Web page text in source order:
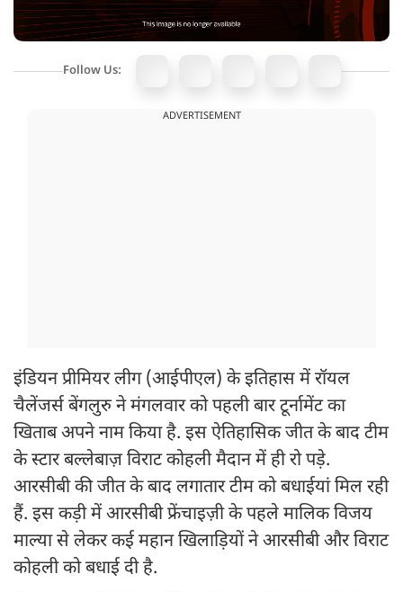
Follow Us:
ADVERTISEMENT
इंडियन प्रीमियर लीग (आईपीएल) के इतिहास में रॉयल
चैलेंजर्स बेंगलुरु ने मंगलवार को पहली बार टूर्नामेंट का
खिताब अपने नाम किया है. इस ऐतिहासिक जीत के बाद टीम
के स्टार बल्लेबाज़ विराट कोहली मैदान में ही रो पड़े.
आरसीबी की जीत के बाद लगातार टीम को बधाईयां मिल रही
हैं. इस कड़ी में आरसीबी फ्रेंचाइज़ी के पहले मालिक विजय
माल्या से लेकर कई महान खिलाड़ियों ने आरसीबी और विराट
कोहली को बधाई दी है.